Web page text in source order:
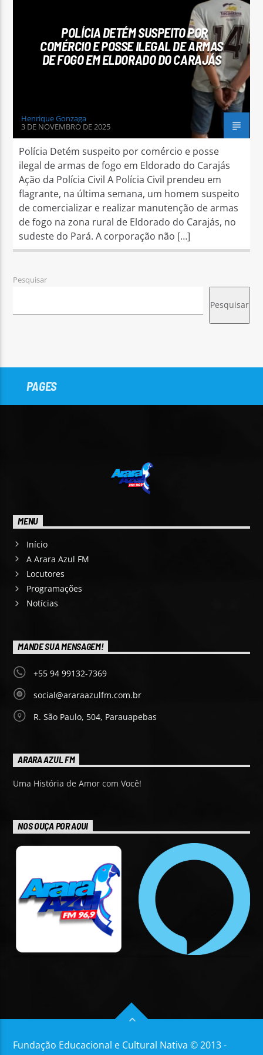
POLÍCIA DETÉM SUSPEITO POR
COMÉRCIO E POSSE ILEGAL DE ARMAS
DE FOGO EM ELDORADO DO CARAJÁS
Henrique Gonzaga
3 DE NOVEMBRO DE 2025
Polícia Detém suspeito por comércio e posse
ilegal de armas de fogo em Eldorado do Carajás
Ação da Polícia Civil A Polícia Civil prendeu em
flagrante, na última semana, um homem suspeito
de comercializar e realizar manutenção de armas
de fogo na zona rural de Eldorado do Carajás, no
sudeste do Pará. A corporação não […]
Pesquisar
Pesquisar
PAGES
MENU
Início
A Arara Azul FM
Locutores
Programações
Notícias
MANDE SUA MENSAGEM!
+55 94 99132-7369
social@araraazulfm.com.br
R. São Paulo, 504, Parauapebas
ARARA AZUL FM
Uma História de Amor com Você!
NOS OUÇA POR AQUI
Fundação Educacional e Cultural Nativa © 2013 -